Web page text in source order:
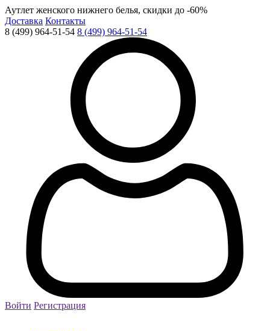
Аутлет женского нижнего белья, скидки до -60%
Доставка Контакты
8 (499) 964-51-54 8 (499) 964-51-54
Войти Регистрация